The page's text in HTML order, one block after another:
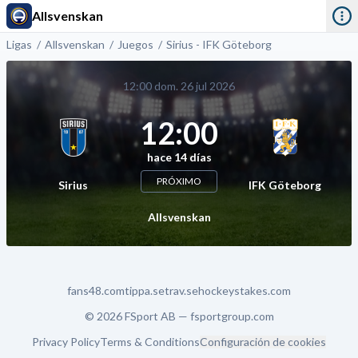
Allsvenskan
Ligas Allsvenskan Juegos Sirius - IFK Göteborg
12:00 dom. 26 jul 2026
Sirius
12:00
hace 14 días
PRÓXIMO IFK Göteborg
Allsvenskan
fans48.comtippa.setrav.sehockeystakes.com
© 2026 FSport AB — fsportgroup.com
Privacy PolicyTerms & ConditionsConfiguración de cookies